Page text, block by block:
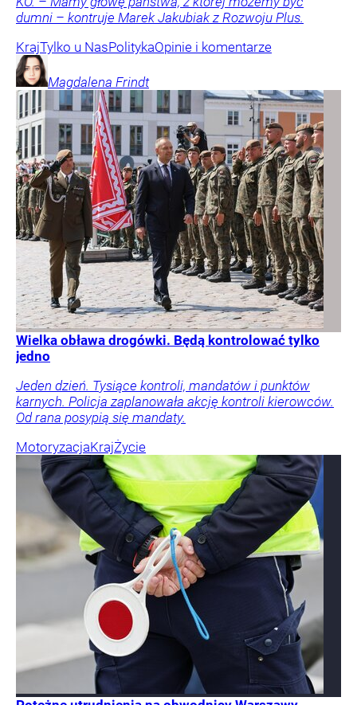
dumni – kontruje Marek Jakubiak z Rozwoju Plus.
KrajTylko u NasPolitykaOpinie i komentarze
Magdalena Frindt
Wielka obława drogówki. Będą kontrolować tylko
jedno
Jeden dzień. Tysiące kontroli, mandatów i punktów
karnych. Policja zaplanowała akcję kontroli kierowców.
Od rana posypią się mandaty.
MotoryzacjaKrajŻycie